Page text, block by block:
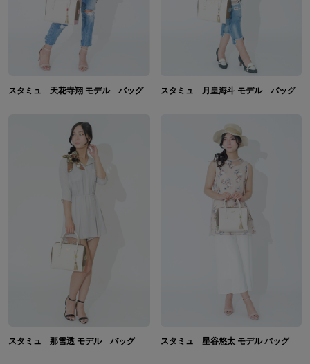
スタミュ 天花寺翔 モデル バッグ スタミュ 月皇海斗 モデル バッグ
スタミュ 那雪透 モデル バッグ スタミュ 星谷悠太 モデル バッグ